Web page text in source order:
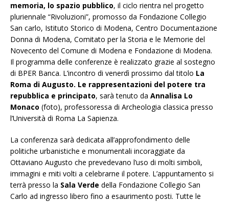
memoria, lo spazio pubblico, il ciclo rientra nel progetto
pluriennale “Rivoluzioni”, promosso da Fondazione Collegio
San carlo, Istituto Storico di Modena, Centro Documentazione
Donna di Modena, Comitato per la Storia e le Memorie del
Novecento del Comune di Modena e Fondazione di Modena.
Il programma delle conferenze è realizzato grazie al sostegno
di BPER Banca. L’incontro di venerdì prossimo dal titolo La
Roma di Augusto. Le rappresentazioni del potere tra
repubblica e principato, sarà tenuto da Annalisa Lo
Monaco (foto), professoressa di Archeologia classica presso
l’Università di Roma La Sapienza.
La conferenza sarà dedicata all’approfondimento delle
politiche urbanistiche e monumentali incoraggiate da
Ottaviano Augusto che prevedevano l’uso di molti simboli,
immagini e miti volti a celebrarne il potere. L’appuntamento si
terrà presso la Sala Verde della Fondazione Collegio San
Carlo ad ingresso libero fino a esaurimento posti. Tutte le